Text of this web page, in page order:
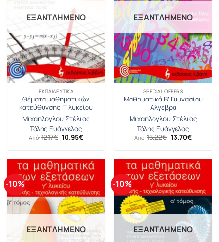
ΕΞΑΝΤΛΗΜΈΝΟ
ΕΚΠΑΙΔΕΥΤΙΚΆ
Θέματα μαθηματικών
κατεύθυνσης Γ’ λυκείου
Μιχαήλογλου Στέλιος
Τόλης Ευάγγελος
Από: 12.17€ Original
price
was:
10.95€Η
τιμή
10.95€.
ΕΞΑΝΤΛΗΜΈΝΟ
SPECIAL OFFERS
Μαθηματικά Β’ Γυμνασίου
Άλγεβρα
Μιχαήλογλου Στέλιος
Τόλης Ευάγγελος
Από:15.22€ Original
price
was:
13.70€Η
τιμή
13.70€.
-10%
ΕΞΑΝΤΛΗΜΈΝΟ
-10%
ΕΞΑΝΤΛΗΜΈΝΟ